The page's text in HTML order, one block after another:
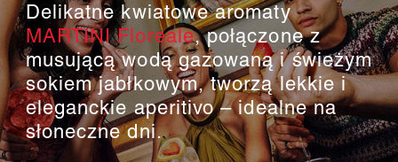
Delikatne kwiatowe aromaty
MARTINI Floreale, połączone z
musującą wodą gazowaną i świeżym
sokiem jabłkowym, tworzą lekkie i
eleganckie aperitivo – idealne na
słoneczne dni.